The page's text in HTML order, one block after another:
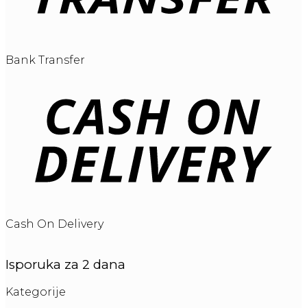
Bank Transfer
Cash On Delivery
Isporuka za 2 dana
Kategorije